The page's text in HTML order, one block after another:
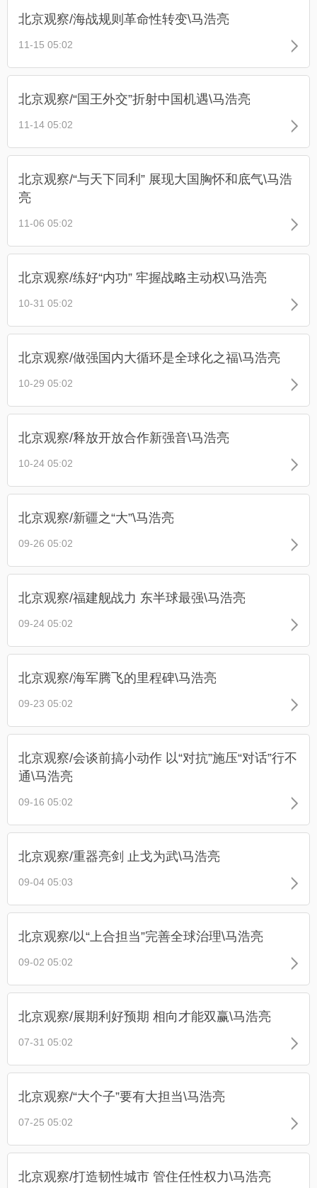
北京观察/海战规则革命性转变\马浩亮
11-15 05:02
北京观察/“国王外交”折射中国机遇\马浩亮
11-14 05:02
北京观察/“与天下同利” 展现大国胸怀和底气\马浩
亮
11-06 05:02
北京观察/练好“内功” 牢握战略主动权\马浩亮
10-31 05:02
北京观察/做强国内大循环是全球化之福\马浩亮
10-29 05:02
北京观察/释放开放合作新强音\马浩亮
10-24 05:02
北京观察/新疆之“大”\马浩亮
09-26 05:02
北京观察/福建舰战力 东半球最强\马浩亮
09-24 05:02
北京观察/海军腾飞的里程碑\马浩亮
09-23 05:02
北京观察/会谈前搞小动作 以“对抗”施压“对话”行不
通\马浩亮
09-16 05:02
北京观察/重器亮剑 止戈为武\马浩亮
09-04 05:03
北京观察/以“上合担当”完善全球治理\马浩亮
09-02 05:02
北京观察/展期利好预期 相向才能双赢\马浩亮
07-31 05:02
北京观察/“大个子”要有大担当\马浩亮
07-25 05:02
北京观察/打造韧性城市 管住任性权力\马浩亮